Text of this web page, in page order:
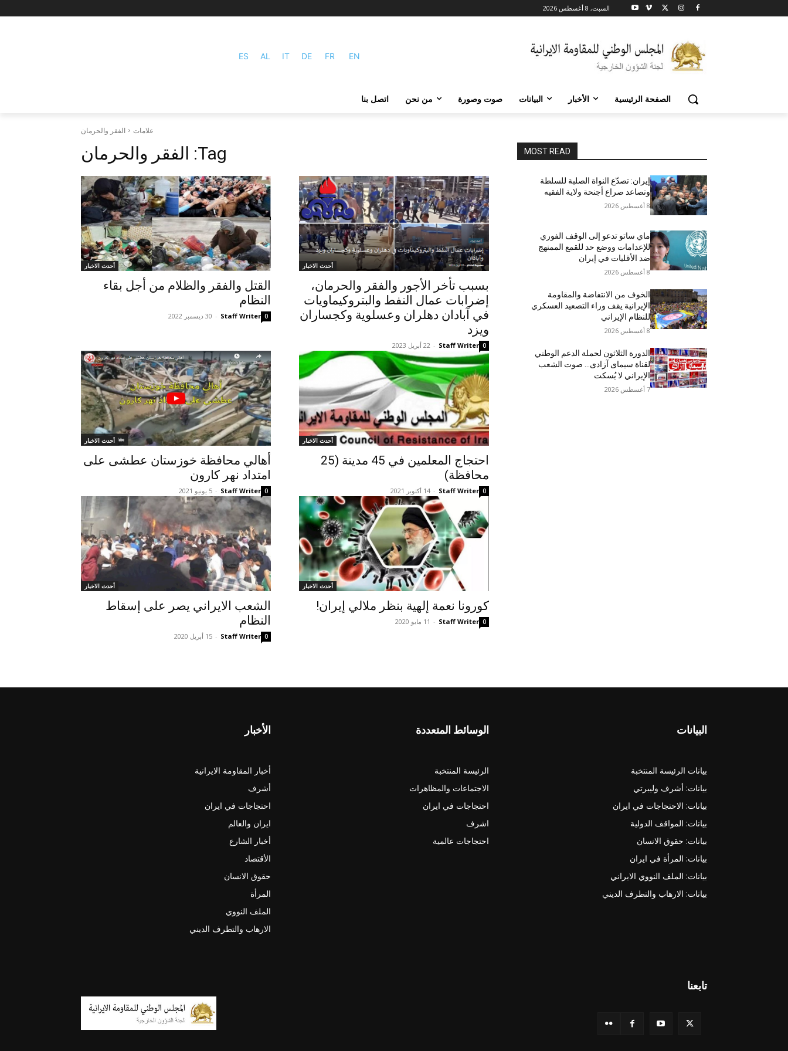
السبت, 8 أغسطس 2026
ES AL IT DE FR EN
الصفحة الرئيسية الأخبار البيانات صوت وصورة من نحن اتصل بنا
علامات الفقر والحرمان
Tag: الفقر والحرمان
أحدث الاخبار
بسبب تأخر الأجور والفقر والحرمان،
إضرابات عمال النفط والبتروكيماويات
في آبادان دهلران وعسلوية وکجساران
ويزد
Staff Writer
- 22 أبريل 2023 0
أحدث الاخبار
القتل والفقر والظلام من أجل بقاء
النظام
Staff Writer
- 30 ديسمبر 2022 0
أحدث الاخبار
احتجاج المعلمين في 45 مدينة (25
محافظة)
Staff Writer
- 14 أكتوبر 2021 0
أحدث الاخبار
أهالي محافظة خوزستان عطشى على
امتداد نهر كارون
Staff Writer
- 5 يونيو 2021 0
أحدث الاخبار
کورونا نعمة إلهية بنظر ملالي إيران!
Staff Writer
- 11 مايو 2020 0
أحدث الاخبار
الشعب الايراني يصر على إسقاط
النظام
Staff Writer
- 15 أبريل 2020 0
MOST READ
إيران: تصدّع النواة الصلبة للسلطة
وتصاعد صراع أجنحة ولاية الفقيه
8 أغسطس 2026
ماي ساتو تدعو إلى الوقف الفوري
للإعدامات ووضع حد للقمع الممنهج
ضد الأقليات في إيران
8 أغسطس 2026
الخوف من الانتفاضة والمقاومة
الإيرانية يقف وراء التصعيد العسكري
للنظام الإيراني
8 أغسطس 2026
الدورة الثلاثون لحملة الدعم الوطني
لقناة سیمای آزادی… صوت الشعب
الإيراني لا يُسكت
7 أغسطس 2026
الأخبار
أخبار المقاومة الايرانية
أشرف
احتجاجات في ايران
ايران والعالم
أخبار الشارع
الأقتصاد
حقوق الانسان
المرأة
الملف النووي
الارهاب والتطرف الديني
الوسائط المتعددة
الرئيسة المنتخبة
الاجتماعات والمظاهرات
احتجاجات في ايران
اشرف
احتجاجات عالمية
البيانات
بيانات الرئيسة المنتخبة
بيانات: أشرف وليبرتي
بيانات: الاحتجاجات في ايران
بيانات: المواقف الدولية
بيانات: حقوق الانسان
بيانات: المرأة في ايران
بيانات: الملف النووي الايراني
بيانات: الارهاب والتطرف الديني
تابعنا